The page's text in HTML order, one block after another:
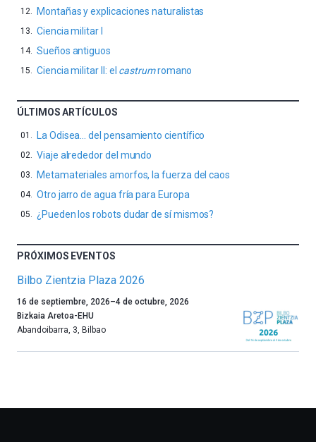
Montañas y explicaciones naturalistas
Ciencia militar I
Sueños antiguos
Ciencia militar II: el castrumromano
ÚLTIMOS ARTÍCULOS
La Odisea… del pensamiento científico
Viaje alrededor del mundo
Metamateriales amorfos, la fuerza del caos
Otro jarro de agua fría para Europa
¿Pueden los robots dudar de sí mismos?
PRÓXIMOS EVENTOS
Bilbo Zientzia Plaza 2026
Un
año
más,
16 de septiembre, 2026–4 de octubre, 2026
Bizkaia Aretoa-EHU
Abandoibarra, 3, Bilbao